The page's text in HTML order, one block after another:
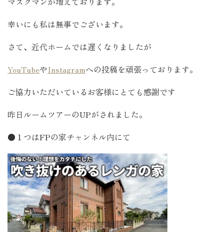
幸いにも私は無事でございます。
さて、近代ホームでは遅くなりましたが
YouTubeやInstagramへの投稿を頑張っております。
ご協力いただいているお客様にとても感謝です
昨日ルームツアーのUPがされました。
●１つはFPの家チャンネル内にて